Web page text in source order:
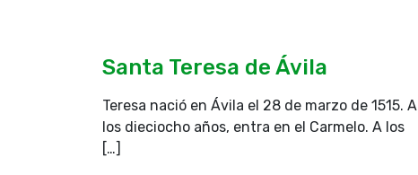
Santa Teresa de Ávila
Teresa nació en Ávila el 28 de marzo de 1515. A
los dieciocho años, entra en el Carmelo. A los
[…]